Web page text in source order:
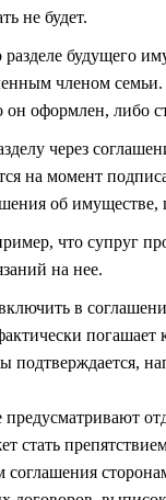
не будет.
будущего
членом
он оформлен, либо
через
на момент
об
что супруг
на нее.
в
подтверждается,
стать
соглашения